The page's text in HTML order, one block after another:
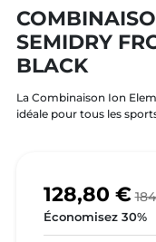
SEMIDRY
BLACK
La Combinaison Ion
idéale pour tous les
128,80 €
Économisez 30%